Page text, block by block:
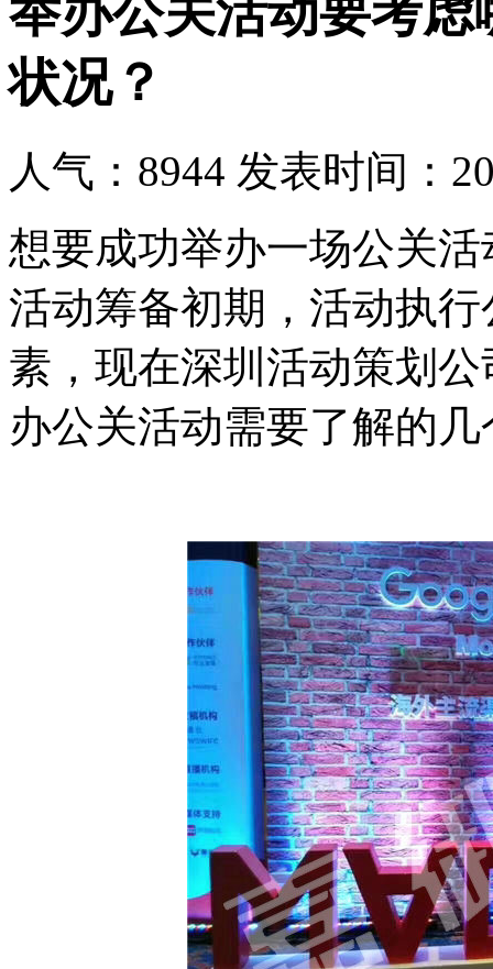
举办公关活动要考
状况？
人气：8944 发表时间：
想要成功举办一场公关
活动筹备初期，活动执
素，现在深圳活动策划
办公关活动需要了解的